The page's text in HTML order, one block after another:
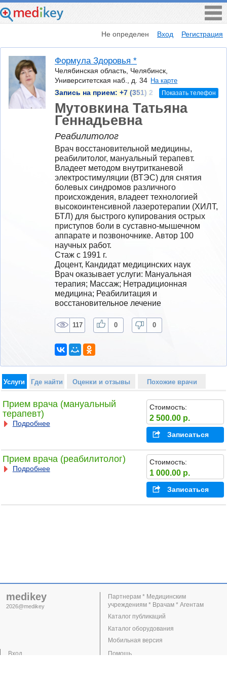
Не определен Вход Регистрация
Формула Здоровья *
Челябинская область, Челябинск,
Университетская наб., д. 34 На карте
Запись на прием: +7 (351) 2 Показать телефон
Мутовкина Татьяна
Геннадьевна
Реабилитолог
Врач восстановительной медицины,
реабилитолог, мануальный терапевт.
Владеет методом внутритканевой
электростимуляции (ВТЭС) для снятия
болевых синдромов различного
происхождения, владеет технологией
высокоинтенсивной лазеротерапии (ХИЛТ,
БТЛ) для быстрого купирования острых
приступов боли в суставно-мышечном
аппарате и позвоночнике. Автор 100
научных работ.
Стаж с 1991 г.
Доцент, Кандидат медицинских наук
Врач оказывает услуги: Мануальная
терапия; Массаж; Нетрадиционная
медицина; Реабилитация и
восстановительное лечение
117 0 0
Услуги Где найти Оценки и отзывы Похожие врачи
Прием врача (мануальный
терапевт)
Подробнее
Стоимость:
2 500.00 р.
Записаться
Прием врача (реабилитолог)
Подробнее
Стоимость:
1 000.00 р.
Записаться
medikey
2026@medikey
Вход
Партнерам * Медицинским
учреждениям * Врачам * Агентам
Каталог публикаций
Каталог оборудования
Мобильная версия
Помощь